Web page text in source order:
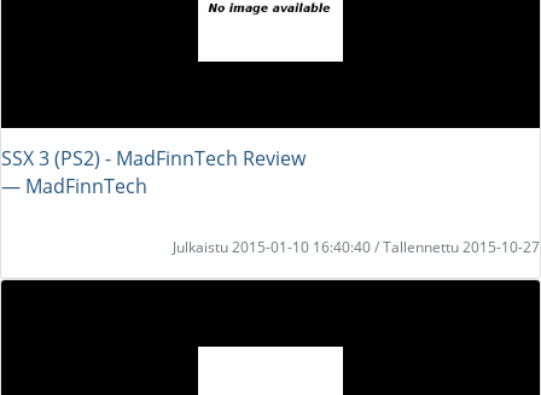
SSX 3 (PS2) - MadFinnTech Review
― MadFinnTech
Julkaistu 2015-01-10 16:40:40 / Tallennettu 2015-10-27